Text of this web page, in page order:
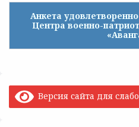
Анкета
Центра военно-
Версия сайта для